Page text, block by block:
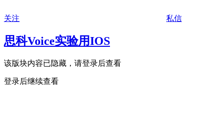
关注 私信
思科Voice实验用IOS
该版块内容已隐藏，请登录后查看
登录后继续查看